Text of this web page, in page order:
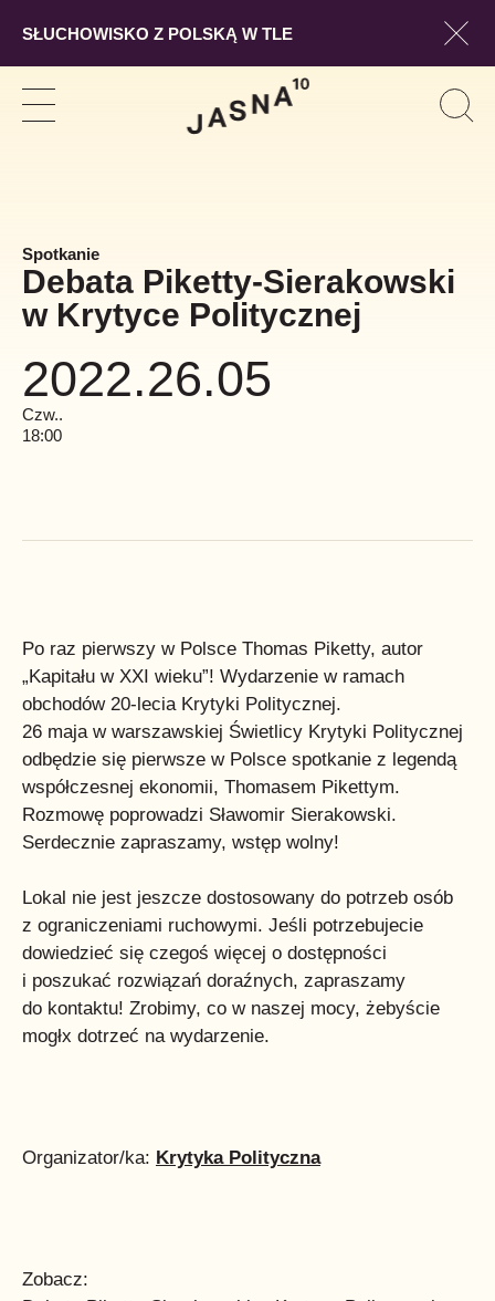
Spotkanie
Debata Piketty-Sierakowski
w Krytyce Politycznej
2022.26.05
Czw..
18:00
Po raz pierwszy w Polsce Thomas Piketty, autor
„Kapitału w XXI wieku”! Wydarzenie w ramach
obchodów 20-lecia Krytyki Politycznej.
26 maja w warszawskiej Świetlicy Krytyki Politycznej
odbędzie się pierwsze w Polsce spotkanie z legendą
współczesnej ekonomii, Thomasem Pikettym.
Rozmowę poprowadzi Sławomir Sierakowski.
Serdecznie zapraszamy, wstęp wolny!
Lokal nie jest jeszcze dostosowany do potrzeb osób
z ograniczeniami ruchowymi. Jeśli potrzebujecie
dowiedzieć się czegoś więcej o dostępności
i poszukać rozwiązań doraźnych, zapraszamy
do kontaktu! Zrobimy, co w naszej mocy, żebyście
mogłx dotrzeć na wydarzenie.
Organizator/ka: Krytyka Polityczna
Zobacz:
Pokaż
SŁUCHOWISKO Z POLSKĄ W TLE